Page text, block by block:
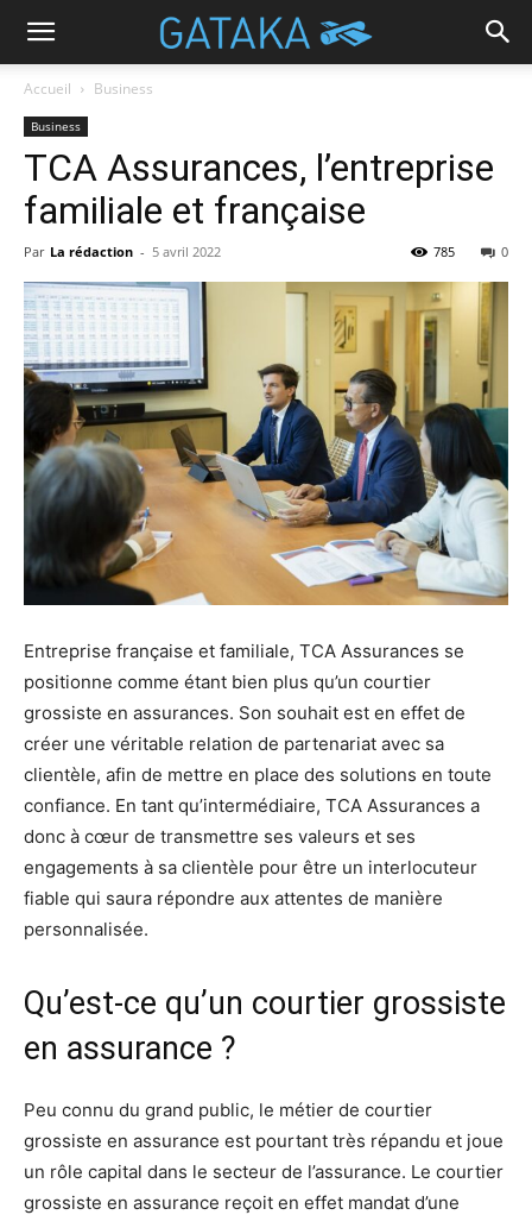
Accueil Business
Business
TCA Assurances, l’entreprise
familiale et française
Par La rédaction - 5 avril 2022 0
785
Entreprise française et familiale, TCA Assurances se
positionne comme étant bien plus qu’un courtier
grossiste en assurances. Son souhait est en effet de
créer une véritable relation de partenariat avec sa
clientèle, afin de mettre en place des solutions en toute
confiance. En tant qu’intermédiaire, TCA Assurances a
donc à cœur de transmettre ses valeurs et ses
engagements à sa clientèle pour être un interlocuteur
fiable qui saura répondre aux attentes de manière
personnalisée.
Qu’est-ce qu’un courtier grossiste
en assurance ?
Peu connu du grand public, le métier de courtier
grossiste en assurance est pourtant très répandu et joue
un rôle capital dans le secteur de l’assurance. Le courtier
grossiste en assurance reçoit en effet mandat d’une